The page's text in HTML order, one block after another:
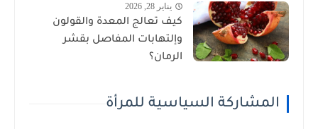
يناير 28, 2026
كيف تعالج المعدة والقولون
وإلتهابات المفاصل بقشر
الرمان؟
المشاركة السياسية للمرأة